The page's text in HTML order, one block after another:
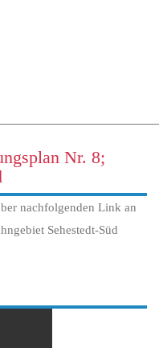
Nr. 8;
nachfolgenden Link an
Sehestedt-Süd